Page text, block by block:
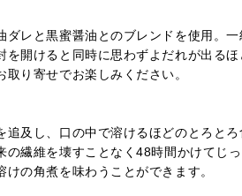
レと黒蜜醤油とのブレンドを使用。
開けると同時に思わずよだれが出る
り寄せでお楽しみください。
及し、口の中で溶けるほどのとろとろ
繊維を壊すことなく48時間かけてじ
の角煮を味わうことができます。